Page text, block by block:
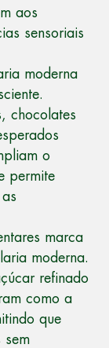
aos
sensoriais
moderna
chocolates
o
permite
marca
moderna.
refinado
como a
que
sem